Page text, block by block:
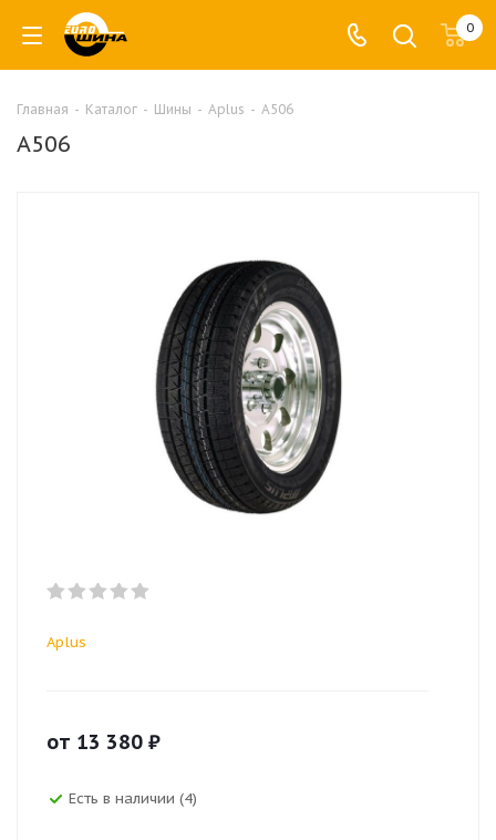
0
Главная - Каталог - Шины - Aplus - A506
A506
Aplus
от 13 380 ₽
Есть в наличии (4)